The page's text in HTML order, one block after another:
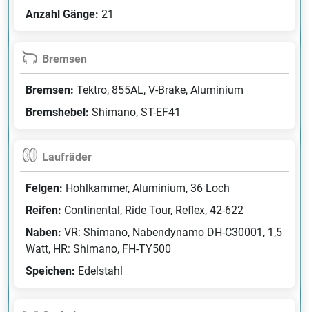
Anzahl Gänge: 21
Bremsen
Bremsen: Tektro, 855AL, V-Brake, Aluminium
Bremshebel: Shimano, ST-EF41
Laufräder
Felgen: Hohlkammer, Aluminium, 36 Loch
Reifen: Continental, Ride Tour, Reflex, 42-622
Naben: VR: Shimano, Nabendynamo DH-C30001, 1,5
Watt, HR: Shimano, FH-TY500
Speichen: Edelstahl